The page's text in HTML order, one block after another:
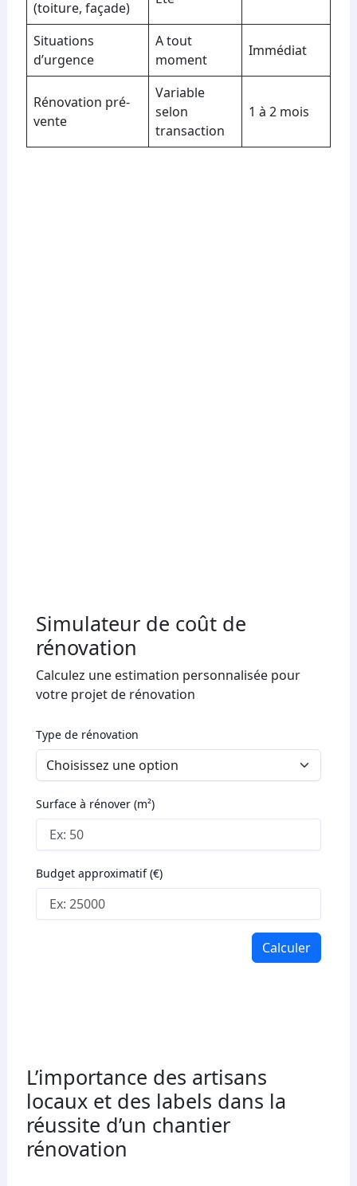
(toiture, façade)
Situations
d’urgence
A tout
moment
Immédiat
Rénovation pré-
vente
Variable
selon
transaction
1 à 2 mois
Simulateur de coût de
rénovation
Calculez une estimation personnalisée pour
votre projet de rénovation
Type de rénovation
Surface à rénover (m²)
Budget approximatif (€)
Calculer
L’importance des artisans
locaux et des labels dans la
réussite d’un chantier
rénovation